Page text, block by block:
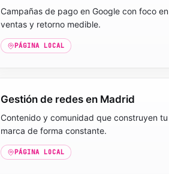
Campañas de pago en Google con foco en
ventas y retorno medible.
PÁGINA LOCAL
Gestión de redes en Madrid
Contenido y comunidad que construyen tu
marca de forma constante.
PÁGINA LOCAL